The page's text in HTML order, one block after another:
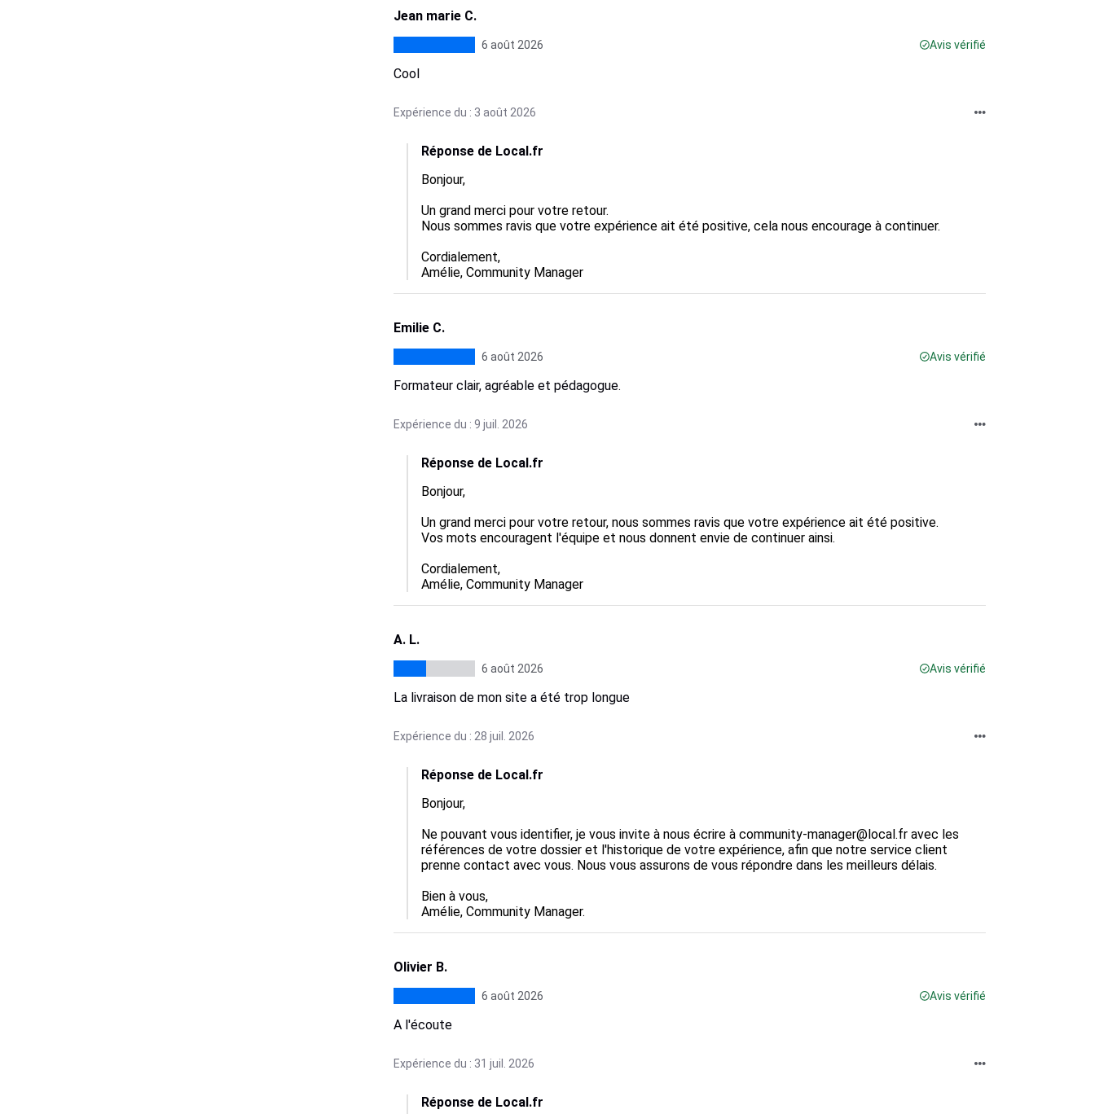
Jean marie C.
6 août 2026 Avis vérifié
Cool
Expérience du : 3 août 2026
Réponse de Local.fr
Bonjour,
Un grand merci pour votre retour.
Nous sommes ravis que votre expérience ait été positive, cela nous encourage à continuer.
Cordialement,
Amélie, Community Manager
Emilie C.
6 août 2026 Avis vérifié
Formateur clair, agréable et pédagogue.
Expérience du : 9 juil. 2026
Réponse de Local.fr
Bonjour,
Un grand merci pour votre retour, nous sommes ravis que votre expérience ait été positive.
Vos mots encouragent l'équipe et nous donnent envie de continuer ainsi.
Cordialement,
Amélie, Community Manager
A. L.
6 août 2026 Avis vérifié
La livraison de mon site a été trop longue
Expérience du : 28 juil. 2026
Réponse de Local.fr
Bonjour,
Ne pouvant vous identifier, je vous invite à nous écrire à community-manager@local.fr avec les
références de votre dossier et l'historique de votre expérience, afin que notre service client
prenne contact avec vous. Nous vous assurons de vous répondre dans les meilleurs délais.
Bien à vous,
Amélie, Community Manager.
Olivier B.
6 août 2026 Avis vérifié
A l'écoute
Expérience du : 31 juil. 2026
Réponse de Local.fr